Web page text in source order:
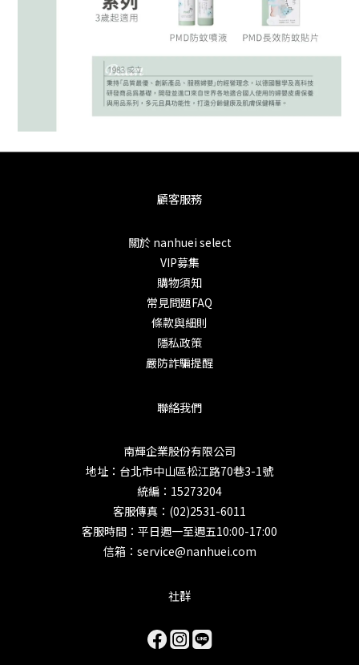
顧客服務
關於 nanhuei select
VIP募集
購物須知
常見問題FAQ
條款與細則
隱私政策
嚴防詐騙提醒
聯絡我們
南輝企業股份有限公司
地址：台北市中山區松江路70巷3-1號
統編：15273204
客服傳真：(02)2531-6011
客服時間：平日週一至週五10:00-17:00
信箱：service@nanhuei.com
社群